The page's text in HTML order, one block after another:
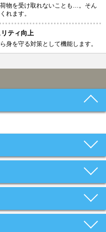
物を受け取れないことも…。そん
れます。
ティ向上
身を守る対策として機能します。